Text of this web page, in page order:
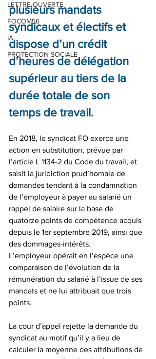
LETTRE OUVERTE
FOCOM56
IA
PROTECTION SOCIALE
plusieurs mandats
syndicaux et électifs et
dispose d’un crédit
d’heures de délégation
supérieur au tiers de la
durée totale de son
temps de travail.
En 2018, le syndicat FO exerce une
action en substitution, prévue par
l’article L 1134-2 du Code du travail, et
saisit la juridiction prud’homale de
demandes tendant à la condamnation
de l’employeur à payer au salarié un
rappel de salaire sur la base de
quatorze points de compétence acquis
depuis le 1er septembre 2019, ainsi que
des dommages-intérêts.
L’employeur opérait en l’espèce une
comparaison de l’évolution de la
rémunération du salarié à l’issue de ses
mandats et ne lui attribuait que trois
points.
La cour d’appel rejette la demande du
syndicat au motif qu’il y a lieu de
calculer la moyenne des attributions de